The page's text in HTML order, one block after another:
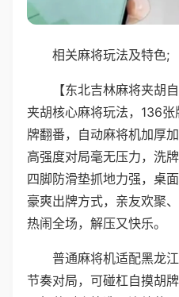
相关麻将玩法及特色;
【东北吉林麻将夹胡
夹胡核心麻将玩法，136
牌翻番，自动麻将机加厚
高强度对局毫无压力，洗
四脚防滑垫抓地力强，桌
豪爽出牌方式，亲友欢聚
热闹全场，解压又快乐。
普通麻将机适配黑龙
节奏对局，可碰杠自摸胡